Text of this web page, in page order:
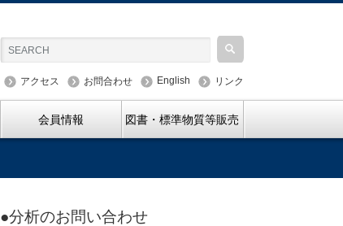
アクセス お問合わせ English リンク
会員情報 図書・標準物質等販売
●分析のお問い合わせ